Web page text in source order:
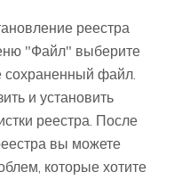
реестра
"Файл" выберите
сохраненный файл.
и установить
реестра. После
вы можете
которые хотите